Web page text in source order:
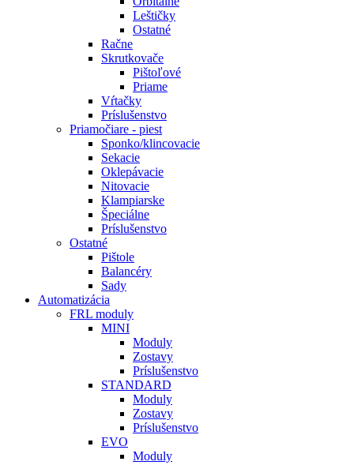
Leštičky
Ostatné
Račne
Skrutkovače
Pištoľové
Priame
Vŕtačky
Príslušenstvo
Priamočiare - piest
Sponko/klincovacie
Sekacie
Oklepávacie
Nitovacie
Klampiarske
Špeciálne
Príslušenstvo
Ostatné
Pištole
Balancéry
Sady
Automatizácia
FRL moduly
MINI
Moduly
Zostavy
Príslušenstvo
STANDARD
Moduly
Zostavy
Príslušenstvo
EVO
Moduly